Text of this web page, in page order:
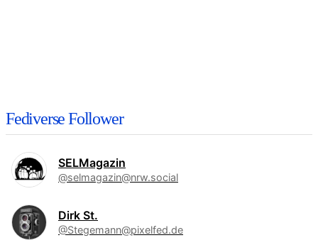
Fediverse Follower
SELMagazin
@selmagazin@nrw.social
Dirk St.
@Stegemann@pixelfed.de